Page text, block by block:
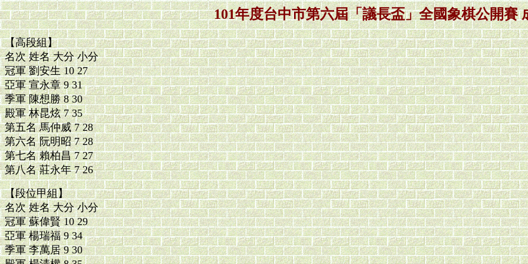
101年度台中市第六屆「議長盃」全國象棋公開賽
【高段組】
名次 姓名 大分 小分
冠軍 劉安生 10 27
亞軍 宣永章 9 31
季軍 陳想勝 8 30
殿軍 林昆炫 7 35
第五名 馬仲威 7 28
第六名 阮明昭 7 28
第七名 賴柏昌 7 27
第八名 莊永年 7 26
【段位甲組】
名次 姓名 大分 小分
冠軍 蘇偉賢 10 29
亞軍 楊瑞福 9 34
季軍 李萬居 9 30